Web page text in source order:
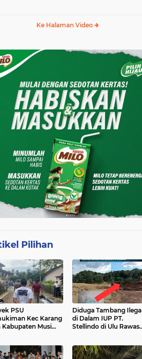
Ke Halaman Video
Pilihan
PSU
Kec Karang
Kabupaten Musi
Diduga Tambang Ilegal
di Dalam IUP PT.
Stellindo di Ulu Rawas